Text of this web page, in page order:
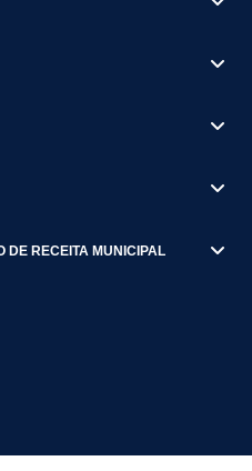
DE RECEITA MUNICIPAL